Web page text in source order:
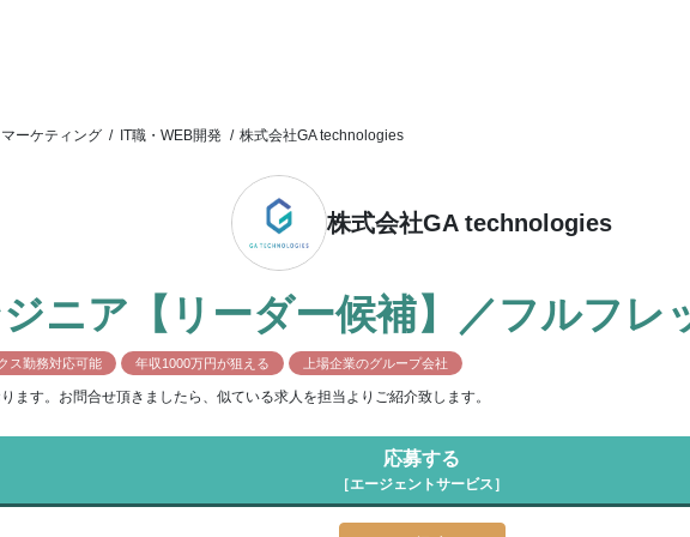
マーケティング / IT職・WEB開発 / 株式会社GA technologies
株式会社GA technologies
ニア【リーダー候補】／フルフレ
ス勤務対応可能 年収1000万円が狙える 上場企業のグループ会社
ます。お問合せ頂きましたら、似ている求人を担当よりご紹介致します。
応募する
［エージェントサービス］